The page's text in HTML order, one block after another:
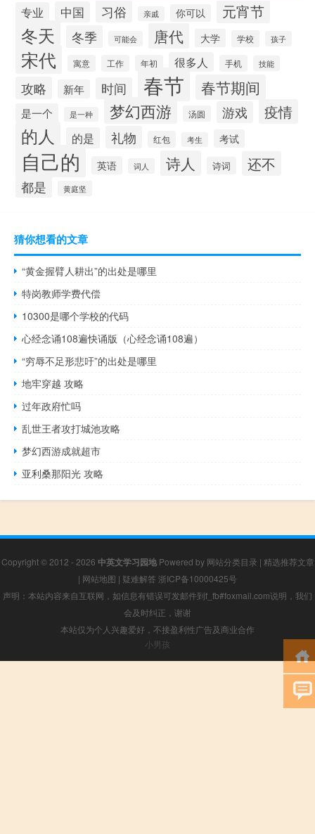
专业 中国 习俗 亲戚 你可以 元宵节
冬天 冬季 可能会 唐代 大学 学校 孩子
宋代 寓意 工作 年初 很多人 手机 技能
攻略 新年 时间 春节 春节期间
是一个 是一种 梦幻西游 汤圆 游戏 疫情
的人 的是 礼物 红包 考生 考试
自己的 英语 词人 诗人 诗词 还不
都是 黄庭坚
猜你想看的文章
“黄金握臂人耕出”的出处是哪里
特岗教师学费代偿
10300是哪个学校的代码
心经念诵108遍快诵版（心经念诵108遍）
“穷辱不足形悲吁”的出处是哪里
地牢穿越 攻略
过年政府忙吗
乱世王者攻打城池攻略
梦幻西游成就超市
亚利桑那阳光 攻略
Copyright © 2012 - 2026 中英文学习园地Powered by 网站分类目录 | 精选推荐文章
| 网站地图 | 疑难解答 浙ICP备10000425号
声明：本站内容来自互联网，如信息有错误可发邮件到f_fb#foxmail.com说明，我们
会及时纠正，谢谢
本站仅为个人兴趣爱好，不接盈利性广告及商业合作
小男孩